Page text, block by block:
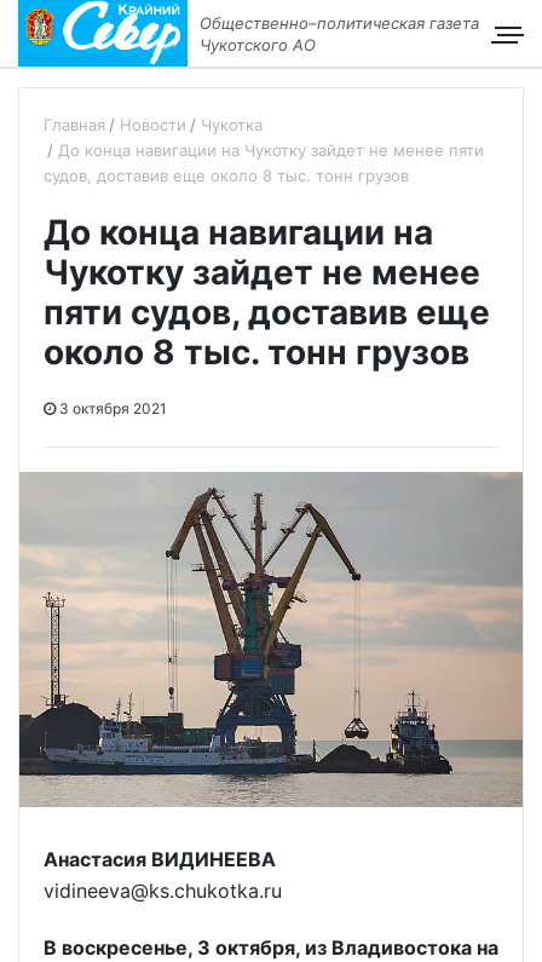
Общественно–политическая газета
Чукотского АО
Главная Новости
Чукотка
До конца навигации на Чукотку зайдет не менее пяти
судов, доставив еще около 8 тыс. тонн грузов
До конца навигации на
Чукотку зайдет не менее
пяти судов, доставив еще
около 8 тыс. тонн грузов
3 октября 2021
Анастасия ВИДИНЕЕВА
vidineeva@ks.chukotka.ru
В воскресенье, 3 октября, из Владивостока на